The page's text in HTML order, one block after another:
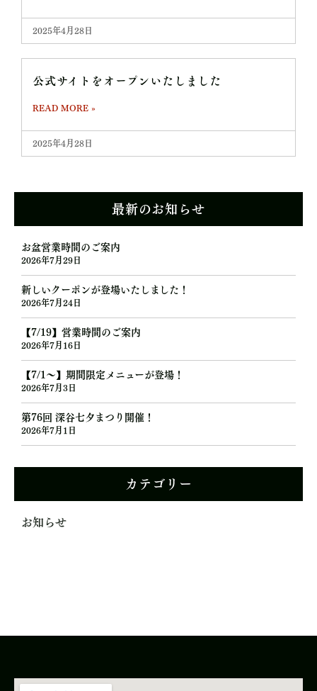
2025年4月28日
公式サイトをオープンいたしました
READ MORE »
2025年4月28日
最新のお知らせ
お盆営業時間のご案内
2026年7月29日
新しいクーポンが登場いたしました！
2026年7月24日
【7/19】営業時間のご案内
2026年7月16日
【7/1～】期間限定メニューが登場！
2026年7月3日
第76回 深谷七夕まつり開催！
2026年7月1日
カテゴリー
お知らせ